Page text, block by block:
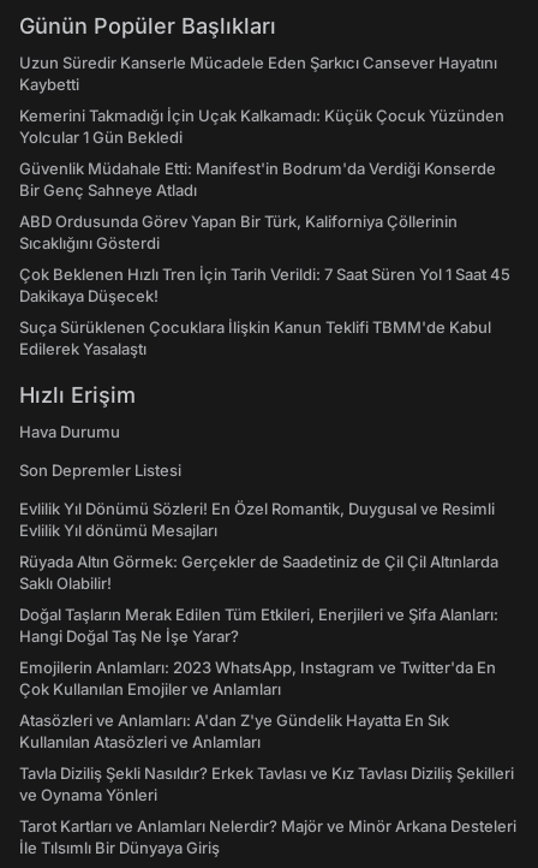
Günün Popüler Başlıkları
Uzun Süredir Kanserle Mücadele Eden Şarkıcı Cansever Hayatını
Kaybetti
Kemerini Takmadığı İçin Uçak Kalkamadı: Küçük Çocuk Yüzünden
Yolcular 1 Gün Bekledi
Güvenlik Müdahale Etti: Manifest'in Bodrum'da Verdiği Konserde
Bir Genç Sahneye Atladı
ABD Ordusunda Görev Yapan Bir Türk, Kaliforniya Çöllerinin
Sıcaklığını Gösterdi
Çok Beklenen Hızlı Tren İçin Tarih Verildi: 7 Saat Süren Yol 1 Saat 45
Dakikaya Düşecek!
Suça Sürüklenen Çocuklara İlişkin Kanun Teklifi TBMM'de Kabul
Edilerek Yasalaştı
Hızlı Erişim
Hava Durumu
Son Depremler Listesi
Evlilik Yıl Dönümü Sözleri! En Özel Romantik, Duygusal ve Resimli
Evlilik Yıl dönümü Mesajları
Rüyada Altın Görmek: Gerçekler de Saadetiniz de Çil Çil Altınlarda
Saklı Olabilir!
Doğal Taşların Merak Edilen Tüm Etkileri, Enerjileri ve Şifa Alanları:
Hangi Doğal Taş Ne İşe Yarar?
Emojilerin Anlamları: 2023 WhatsApp, Instagram ve Twitter'da En
Çok Kullanılan Emojiler ve Anlamları
Atasözleri ve Anlamları: A'dan Z'ye Gündelik Hayatta En Sık
Kullanılan Atasözleri ve Anlamları
Tavla Diziliş Şekli Nasıldır? Erkek Tavlası ve Kız Tavlası Diziliş Şekilleri
ve Oynama Yönleri
Tarot Kartları ve Anlamları Nelerdir? Majör ve Minör Arkana Desteleri
İle Tılsımlı Bir Dünyaya Giriş